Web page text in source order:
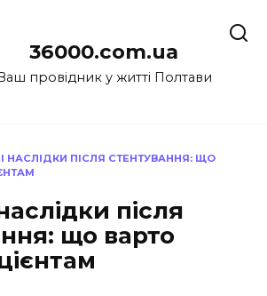
36000.com.ua
провідник у житті Полтави
НАСЛІДКИ ПІСЛЯ СТЕНТУВАННЯ: ЩО
після
що варто